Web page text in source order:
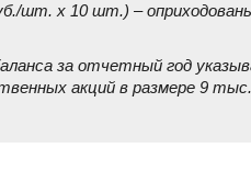
шт. x 10 шт.) –
за отчетный год
акций в размере 9 тыс.